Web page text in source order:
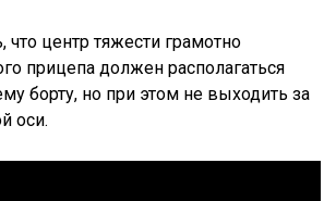
что центр тяжести грамотно
прицепа должен располагаться
борту, но при этом не выходить за
оси.